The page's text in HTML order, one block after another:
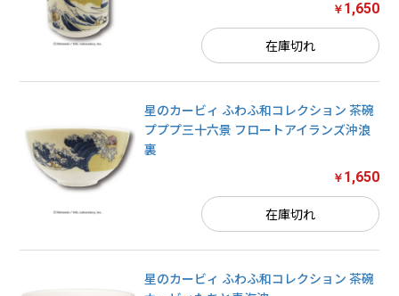
￥ 1,650
在庫切れ
星のカービィ ふわふ和コレクション 茶碗
プププ三十六景 フロートアイランズ沖浪
裏
￥ 1,650
在庫切れ
星のカービィ ふわふ和コレクション 茶碗